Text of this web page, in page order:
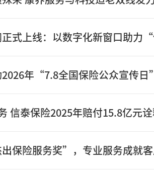
信泰保险2025年赔付15.8亿元
保险服务奖”，专业服务成就客